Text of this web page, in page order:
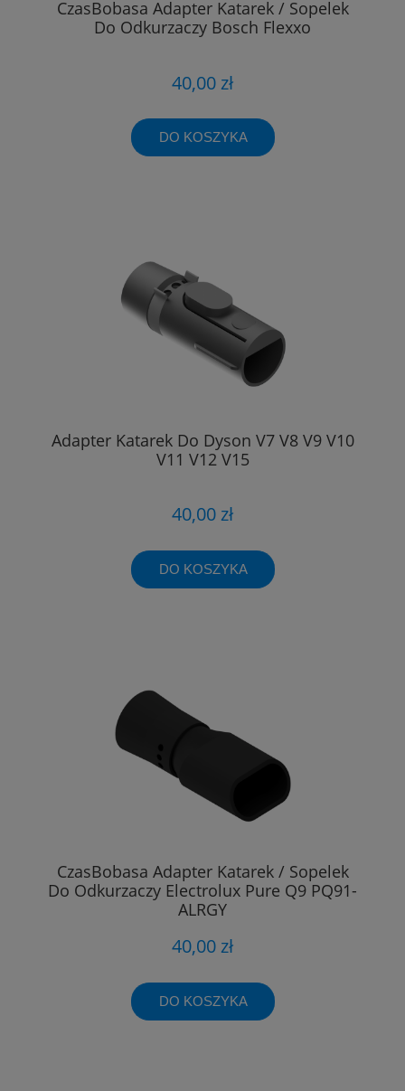
CzasBobasa Adapter Katarek / Sopelek
Do Odkurzaczy Bosch Flexxo
40,00 zł
DO KOSZYKA
Adapter Katarek Do Dyson V7 V8 V9 V10
V11 V12 V15
40,00 zł
DO KOSZYKA
CzasBobasa Adapter Katarek / Sopelek
Do Odkurzaczy Electrolux Pure Q9 PQ91-
ALRGY
40,00 zł
DO KOSZYKA